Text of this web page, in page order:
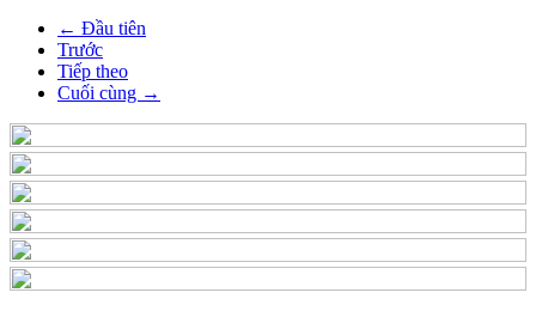
← Đầu tiên
Trước
Tiếp theo
Cuối cùng →